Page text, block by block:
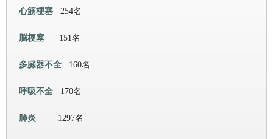
心筋梗塞 254名
脳梗塞 151名
多臓器不全 160名
呼吸不全 170名
肺炎 1297名